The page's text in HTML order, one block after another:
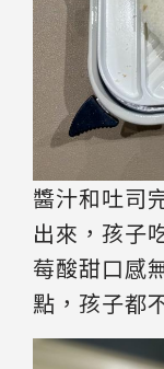
醬汁和吐司
出來，孩子
莓酸甜口感
點，孩子都